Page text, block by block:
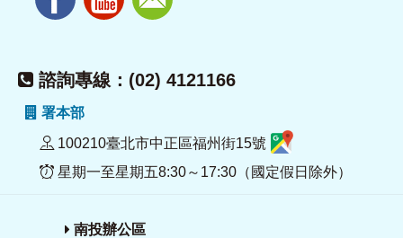
諮詢專線：(02) 4121166
署本部
100210臺北市中正區福州街15號
星期一至星期五8:30～17:30（國定假日除外）
南投辦公區